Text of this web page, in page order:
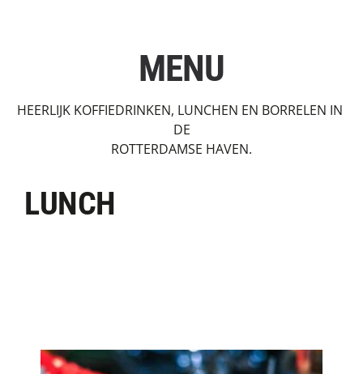
MENU
HEERLIJK KOFFIEDRINKEN, LUNCHEN EN BORRELEN IN
DE
ROTTERDAMSE HAVEN.
LUNCH